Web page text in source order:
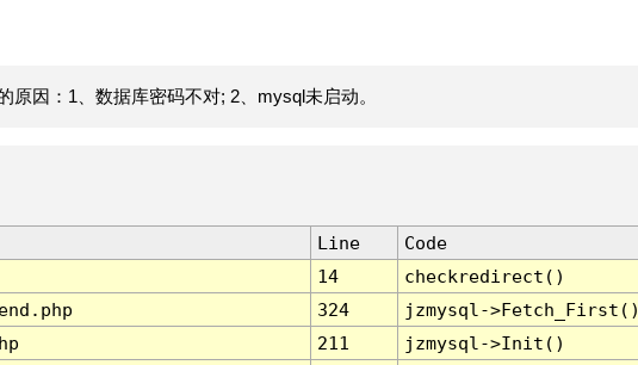
因：1、数据库密码不对; 2、mysql未启动。
Line
Code
14
checkredirect()
324
jzmysql-
211
jzmysql->Init()